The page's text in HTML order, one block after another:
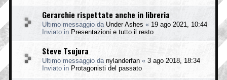
Gerarchie rispettate anche in libreria
Ultimo messaggio da Under Ashes « 19 ago 2021, 10:44
Inviato in Presentazioni e tutto il resto
Steve Tsujura
Ultimo messaggio da nylanderfan « 3 ago 2018, 18:34
Inviato in Protagonisti del passato